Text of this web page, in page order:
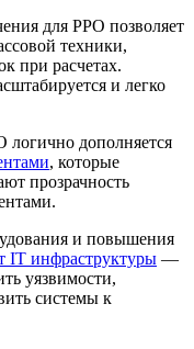
для РРО позволяет
техники,
при расчетах.
и легко
дополняется
, которые
прозрачность
и повышения
IT инфраструктуры —
уязвимости,
системы к